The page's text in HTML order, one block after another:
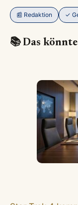
📰 Redaktion ✓
📚 Das